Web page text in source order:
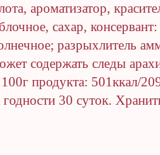
ароматизатор,
сахар,
разрыхлитель
содержать следы
100г продукта: 501ккал/
30 суток.